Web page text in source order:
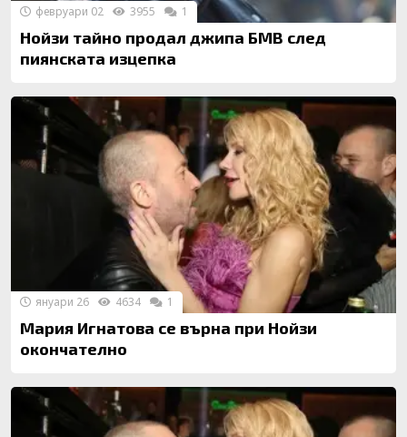
Нойзи тайно продал джипа БМВ след
пиянската изцепка
февруари 02 3955 1
Мария Игнатова се върна при Нойзи
окончателно
януари 26 4634 1